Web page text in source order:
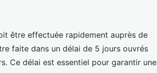
être effectuée rapidement auprès de
faite dans un délai de 5 jours ouvrés
Ce délai est essentiel pour garantir une